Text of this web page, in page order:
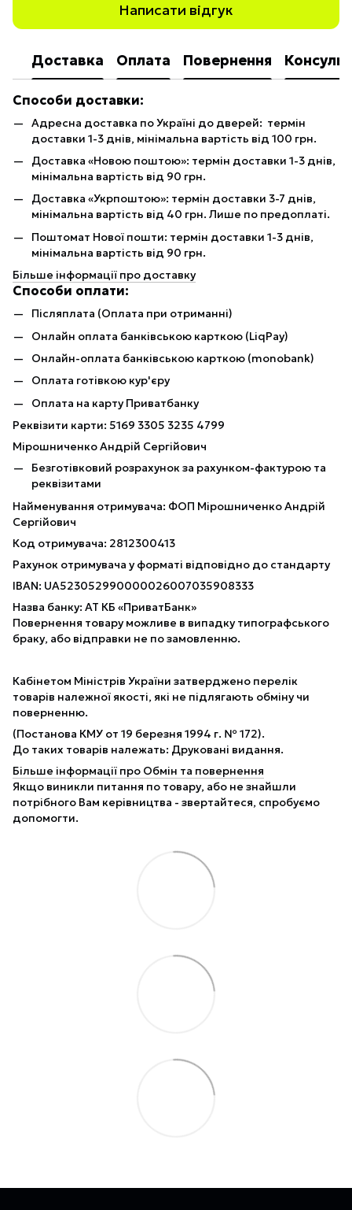
Написати відгук
Доставка Оплата Повернення
Способи доставки:
Адресна доставка по Україні до дверей: термін
доставки 1-3 днів, мінімальна вартість від 100 грн.
Доставка «Новою поштою»: термін доставки 1-3 днів,
мінімальна вартість від 90 грн.
Доставка «Укрпоштою»: термін доставки 3-7 днів,
мінімальна вартість від 40 грн. Лише по предоплаті.
Поштомат Нової пошти: термін доставки 1-3 днів,
мінімальна вартість від 90 грн.
Більше інформації про доставку
Способи оплати:
Післяплата (Оплата при отриманні)
Онлайн оплата банківською карткою (LiqPay)
Онлайн-оплата банківською карткою (monobank)
Оплата готівкою кур'єру
Оплата на карту Приватбанку
Реквізити карти: 5169 3305 3235 4799
Мірошниченко Андрій Сергійович
Безготівковий розрахунок за рахунком-фактурою та
реквізитами
Найменування отримувача: ФОП Мірошниченко Андрій
Сергійович
Код отримувача: 2812300413
Рахунок отримувача у форматі відповідно до стандарту
IBAN: UA523052990000026007035908333
Назва банку: АТ КБ «ПриватБанк»
Повернення товару можливе в випадку типографського
браку, або відправки не по замовленню.
Кабінетом Міністрів України затверджено перелік
товарів належної якості, які не підлягають обміну чи
поверненню.
(Постанова КМУ от 19 березня 1994 г. № 172).
До таких товарів належать: Друковані видання.
Більше інформації про Обмін та повернення
Якщо виникли питання по товару, або не знайшли
потрібного Вам керівництва - звертайтеся, спробуємо
допомогти.